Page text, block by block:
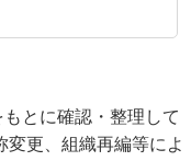
とに確認・整理して
変更、組織再編等によ